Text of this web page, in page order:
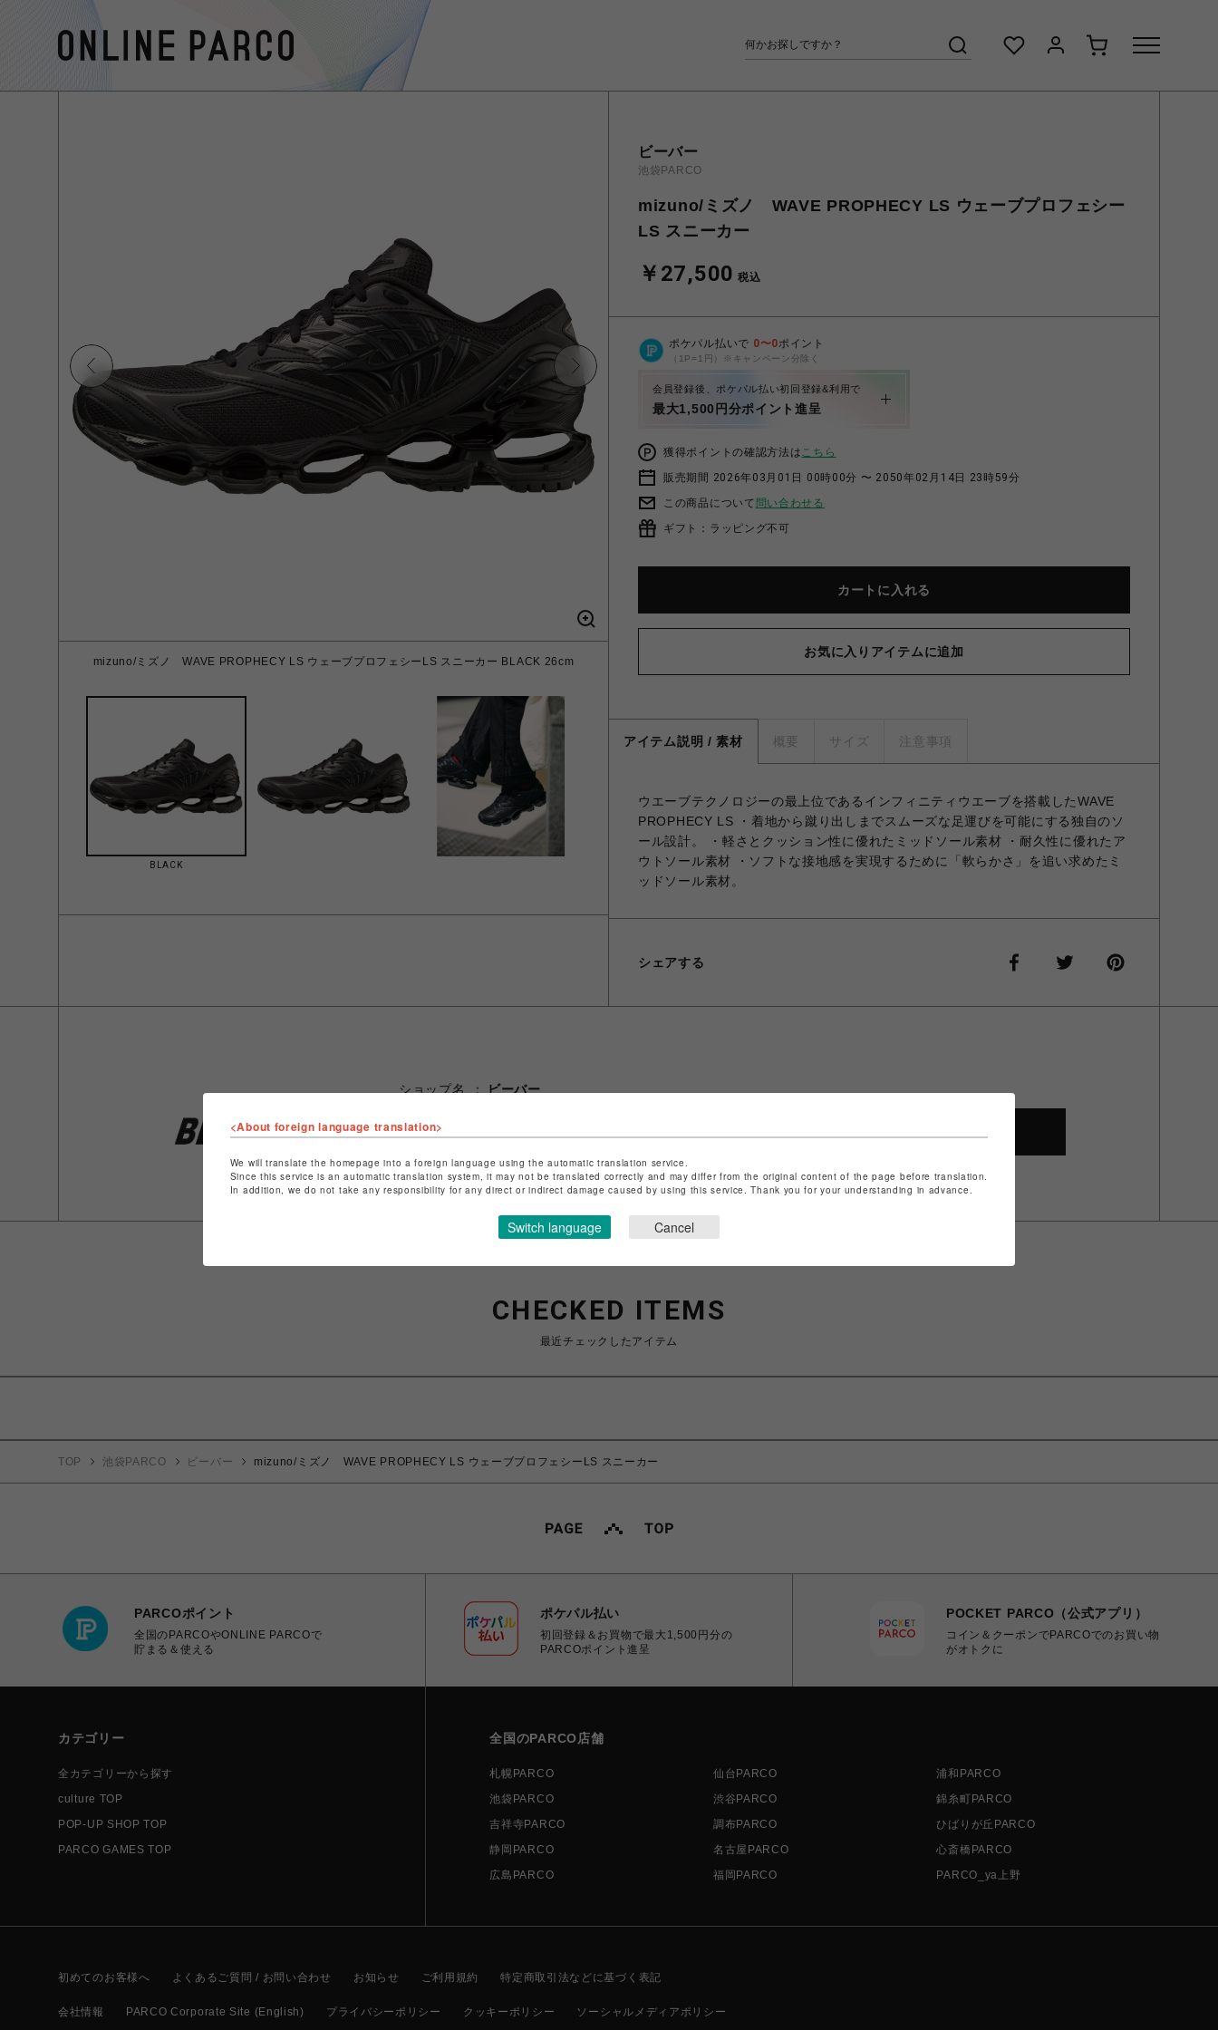
mizuno/ミズノ WAVE PROPHECY LS ウェーブプロフェシーLS スニーカー BLACK 26cm
BLACK
ビーバー
池袋PARCO
mizuno/ミズノ WAVE PROPHECY LS ウェーブプロフェシー
LS スニーカー
￥27,500 税込
ポケパル払いで 0〜0ポイント
（1P=1円）※キャンペーン分除く
会員登録後、ポケパル払い初回登録&利用で
最大1,500円分ポイント進呈
獲得ポイントの確認方法はこちら
販売期間 2026年03月01日 00時00分 〜 2050年02月14日 23時59分
この商品について 問い合わせる
ギフト：ラッピング不可
カートに入れる
お気に入りアイテムに追加
アイテム説明 / 素材 概要 サイズ 注意事項
ウエーブテクノロジーの最上位であるインフィニティウエーブを搭載したWAVE
PROPHECY LS ・着地から蹴り出しまでスムーズな足運びを可能にする独自のソ
ール設計。 ・軽さとクッション性に優れたミッドソール素材 ・耐久性に優れたア
ウトソール素材 ・ソフトな接地感を実現するために「軟らかさ」を追い求めたミ
ッドソール素材。
シェアする
ショップ名
ビーバー
ショップお問い合わせはこちら
CHECKED ITEMS
最近チェックしたアイテム
TOP 池袋PARCO ビーバー mizuno/ミズノ WAVE PROPHECY LS ウェーブプロフェシーLS スニーカー
PARCOポイント
全国のPARCOやONLINE PARCOで
貯まる＆使える
ポケパル払い
初回登録＆お買物で最大1,500円分の
PARCOポイント進呈
POCKET PARCO（公式アプリ）
コイン＆クーポンでPARCOでのお買い物
がオトクに
カテゴリー
全カテゴリーから探す
culture TOP
POP-UP SHOP TOP
PARCO GAMES TOP
全国のPARCO店舗
札幌PARCO 仙台PARCO
浦和PARCO
池袋PARCO
渋谷PARCO
錦糸町PARCO
吉祥寺PARCO
調布PARCO
ひばりが丘PARCO
静岡PARCO
名古屋PARCO
心斎橋PARCO
広島PARCO
福岡PARCO PARCO_ya上野
初めてのお客様へ よくあるご質問 / お問い合わせ お知らせ ご利用規約 特定商取引法などに基づく表記
会社情報 PARCO Corporate Site (English) プライバシーポリシー クッキーポリシー ソーシャルメディアポリシー
<About foreign language translation>
We will translate the homepage into a foreign language using the automatic translation service.
Since this service is an automatic translation system, it may not be translated correctly and may differ from the original content of the page before translation.
In addition, we do not take any responsibility for any direct or indirect damage caused by using this service. Thank you for your understanding in advance.
Switch language Cancel